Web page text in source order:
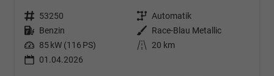
Fahrzeugnr. 53250 Getriebe Automatik
Kraftstoff Benzin Außenfarbe
Race-Blau Metallic
Leistung 85 kW (116 PS) Kilometerstand
20 km
01.04.2026